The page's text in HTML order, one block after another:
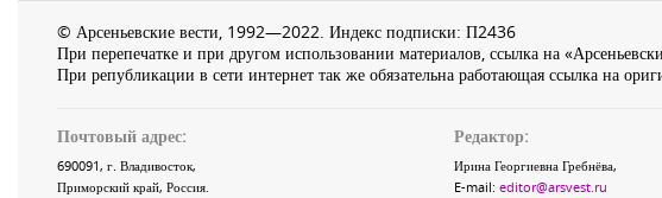
© Арсеньевские вести, 1992—2022. Индекс подписки: П2436
При перепечатке и при другом использовании материалов, ссылка на
При републикации в сети интернет так же обязательна работающая ссылка на
Почтовый адрес:
690091, г. Владивосток,
Приморский край, Россия.
Редактор:
Ирина Георгиевна Гребнёва,
E-mail: editor@arsvest.ru